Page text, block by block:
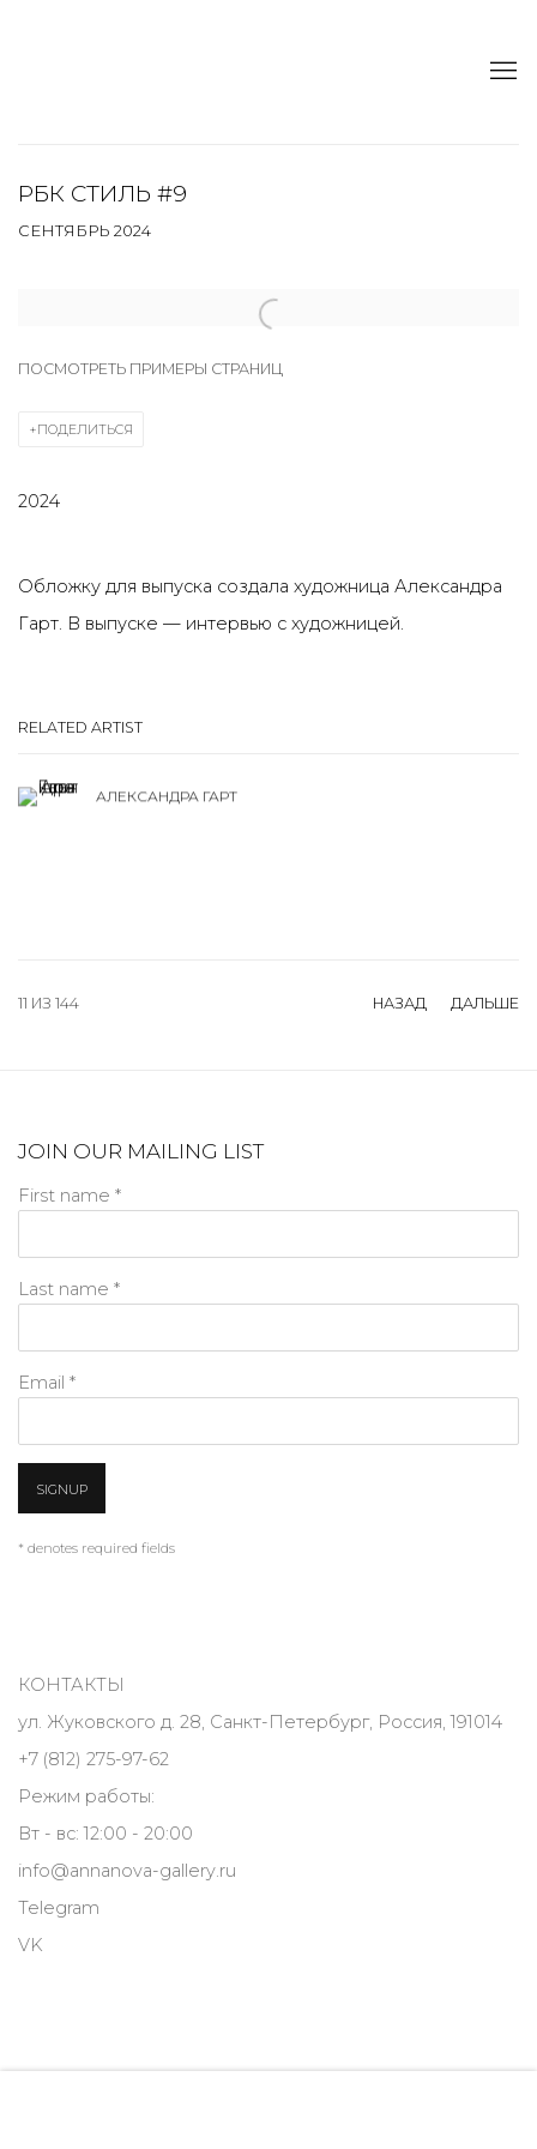
РБК СТИЛЬ #9
CЕНТЯБРЬ 2024
Open a larger version of the following image in a popup:
ПОСМОТРЕТЬ ПРИМЕРЫ СТРАНИЦ
ПОДЕЛИТЬСЯ
2024
Обложку для выпуска создала художница Александра
Гарт. В выпуске — интервью с художницей.
RELATED ARTIST
АЛЕКСАНДРА ГАРТ
НАЗАД ДАЛЬШЕ
11 ИЗ 144
JOIN OUR MAILING LIST
First name *
Last name *
Email *
SIGNUP
* denotes required fields
КОНТАКТЫ
ул. Жуковского д. 28, Санкт-Петербург, Россия, 191014
+7 (812) 275-97-62
Режим работы:
Вт - вс: 12:00 - 20:00
info@annanova-gallery.ru
Telegram
VK